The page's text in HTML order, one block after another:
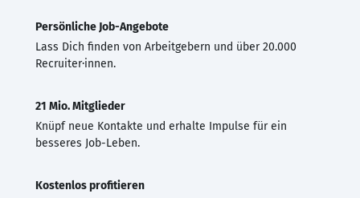
Persönliche Job-Angebote
Lass Dich finden von Arbeitgebern und über 20.000
Recruiter·innen.
21 Mio. Mitglieder
Knüpf neue Kontakte und erhalte Impulse für ein
besseres Job-Leben.
Kostenlos profitieren